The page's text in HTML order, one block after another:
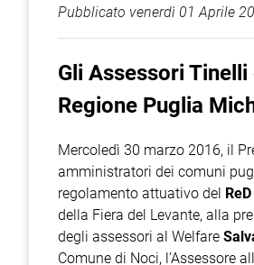
Pubblicato venerdì 01 Aprile
Gli Assessori
Regione Puglia
Mercoledì 30 marzo 2016, il
amministratori dei comuni
regolamento attuativo del
della Fiera del Levante, alla
degli assessori al Welfare
Comune di Noci, l’Assessore